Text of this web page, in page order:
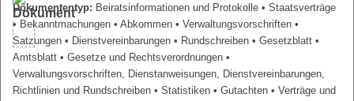
Dokumententyp: Beiratsinformationen und Protokolle • Staatsverträge
• Bekanntmachungen • Abkommen • Verwaltungsvorschriften •
Satzungen • Dienstvereinbarungen • Rundschreiben • Gesetzblatt •
Amtsblatt • Gesetze und Rechtsverordnungen •
Verwaltungsvorschriften, Dienstanweisungen, Dienstvereinbarungen,
Richtlinien und Rundschreiben • Statistiken • Gutachten • Verträge und